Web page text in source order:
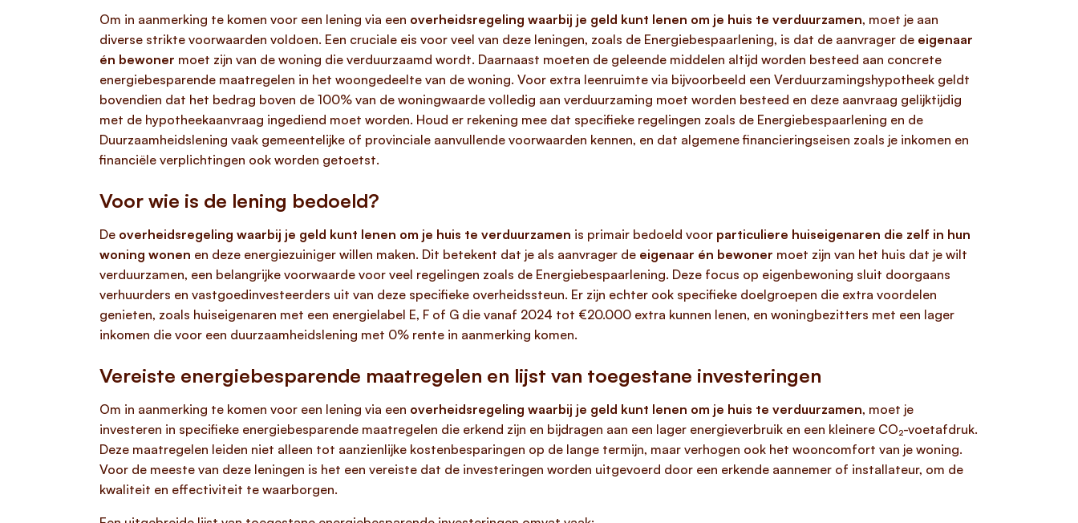
Om in aanmerking te komen voor een lening via een overheidsregeling waarbij je geld kunt lenen om je huis te verduurzamen, moet je aan
diverse strikte voorwaarden voldoen. Een cruciale eis voor veel van deze leningen, zoals de Energiebespaarlening, is dat de aanvrager de eigenaar
én bewoner moet zijn van de woning die verduurzaamd wordt. Daarnaast moeten de geleende middelen altijd worden besteed aan concrete
energiebesparende maatregelen in het woongedeelte van de woning. Voor extra leenruimte via bijvoorbeeld een Verduurzamingshypotheek geldt
bovendien dat het bedrag boven de 100% van de woningwaarde volledig aan verduurzaming moet worden besteed en deze aanvraag gelijktijdig
met de hypotheekaanvraag ingediend moet worden. Houd er rekening mee dat specifieke regelingen zoals de Energiebespaarlening en de
Duurzaamheidslening vaak gemeentelijke of provinciale aanvullende voorwaarden kennen, en dat algemene financieringseisen zoals je inkomen en
financiële verplichtingen ook worden getoetst.
Voor wie is de lening bedoeld?
De overheidsregeling waarbij je geld kunt lenen om je huis te verduurzamen is primair bedoeld voor particuliere huiseigenaren die zelf in hun
woning wonen en deze energiezuiniger willen maken. Dit betekent dat je als aanvrager de eigenaar én bewoner moet zijn van het huis dat je wilt
verduurzamen, een belangrijke voorwaarde voor veel regelingen zoals de Energiebespaarlening. Deze focus op eigenbewoning sluit doorgaans
verhuurders en vastgoedinvesteerders uit van deze specifieke overheidssteun. Er zijn echter ook specifieke doelgroepen die extra voordelen
genieten, zoals huiseigenaren met een energielabel E, F of G die vanaf 2024 tot €20.000 extra kunnen lenen, en woningbezitters met een lager
inkomen die voor een duurzaamheidslening met 0% rente in aanmerking komen.
Vereiste energiebesparende maatregelen en lijst van toegestane investeringen
Om in aanmerking te komen voor een lening via een overheidsregeling waarbij je geld kunt lenen om je huis te verduurzamen, moet je
investeren in specifieke energiebesparende maatregelen die erkend zijn en bijdragen aan een lager energieverbruik en een kleinere CO₂-voetafdruk.
Deze maatregelen leiden niet alleen tot aanzienlijke kostenbesparingen op de lange termijn, maar verhogen ook het wooncomfort van je woning.
Voor de meeste van deze leningen is het een vereiste dat de investeringen worden uitgevoerd door een erkende aannemer of installateur, om de
kwaliteit en effectiviteit te waarborgen.